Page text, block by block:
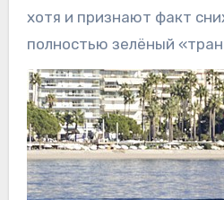
хотя и признают факт
полностью зелёный